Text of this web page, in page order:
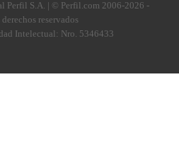
Perfil S.A. | © Perfil.com 2006-2026 -
reservados
Intelectual: Nro. 5346433